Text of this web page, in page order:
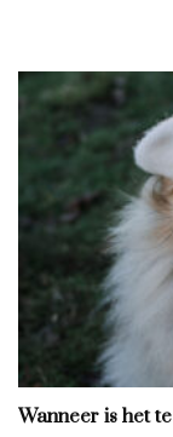
Wanneer is het